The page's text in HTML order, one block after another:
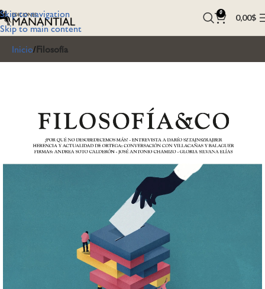
Skip to navigation
Skip to main content
0 0,00$
Inicio Filosofía